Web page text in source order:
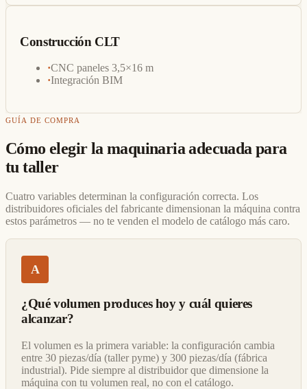
Construcción CLT
·CNC paneles 3,5×16 m
·Integración BIM
GUÍA DE COMPRA
Cómo elegir la maquinaria adecuada para
tu taller
Cuatro variables determinan la configuración correcta. Los
distribuidores oficiales del fabricante dimensionan la máquina contra
estos parámetros — no te venden el modelo de catálogo más caro.
A
¿Qué volumen produces hoy y cuál quieres
alcanzar?
El volumen es la primera variable: la configuración cambia
entre 30 piezas/día (taller pyme) y 300 piezas/día (fábrica
industrial). Pide siempre al distribuidor que dimensione la
máquina con tu volumen real, no con el catálogo.